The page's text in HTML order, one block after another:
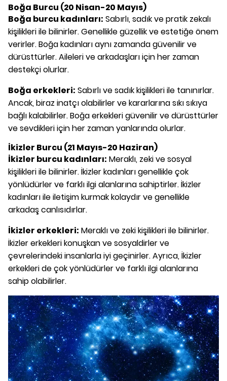
Boğa Burcu (20 Nisan-20 Mayıs)
Boğa burcu kadınları: Sabırlı, sadık ve pratik zekalı
kişilikleri ile bilinirler. Genellikle güzellik ve estetiğe önem
verirler. Boğa kadınları aynı zamanda güvenilir ve
dürüsttürler. Aileleri ve arkadaşları için her zaman
destekçi olurlar.
Boğa erkekleri: Sabırlı ve sadık kişilikleri ile tanınırlar.
Ancak, biraz inatçı olabilirler ve kararlarına sıkı sıkıya
bağlı kalabilirler. Boğa erkekleri güvenilir ve dürüsttürler
ve sevdikleri için her zaman yanlarında olurlar.
İkizler Burcu (21 Mayıs-20 Haziran)
İkizler burcu kadınları: Meraklı, zeki ve sosyal
kişilikleri ile bilinirler. İkizler kadınları genellikle çok
yönlüdürler ve farklı ilgi alanlarına sahiptirler. İkizler
kadınları ile iletişim kurmak kolaydır ve genellikle
arkadaş canlısıdırlar.
İkizler erkekleri: Meraklı ve zeki kişilikleri ile bilinirler.
İkizler erkekleri konuşkan ve sosyaldirler ve
çevrelerindeki insanlarla iyi geçinirler. Ayrıca, İkizler
erkekleri de çok yönlüdürler ve farklı ilgi alanlarına
sahip olabilirler.